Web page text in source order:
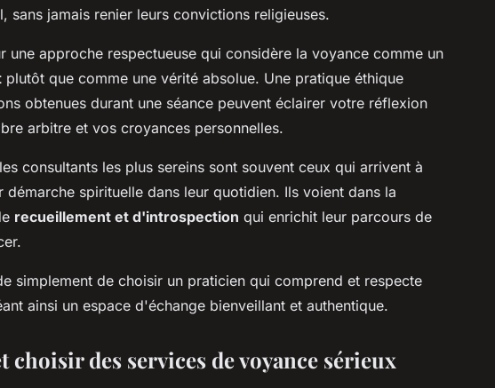
sans jamais renier leurs convictions religieuses.
une approche respectueuse qui considère la voyance comme un
plutôt que comme une vérité absolue. Une pratique éthique
obtenues durant une séance peuvent éclairer votre réflexion
arbitre et vos croyances personnelles.
consultants les plus sereins sont souvent ceux qui arrivent à
démarche spirituelle dans leur quotidien. Ils voient dans la
recueillement et d'introspection qui enrichit leur parcours de
simplement de choisir un praticien qui comprend et respecte
ainsi un espace d'échange bienveillant et authentique.
choisir des services de voyance sérieux